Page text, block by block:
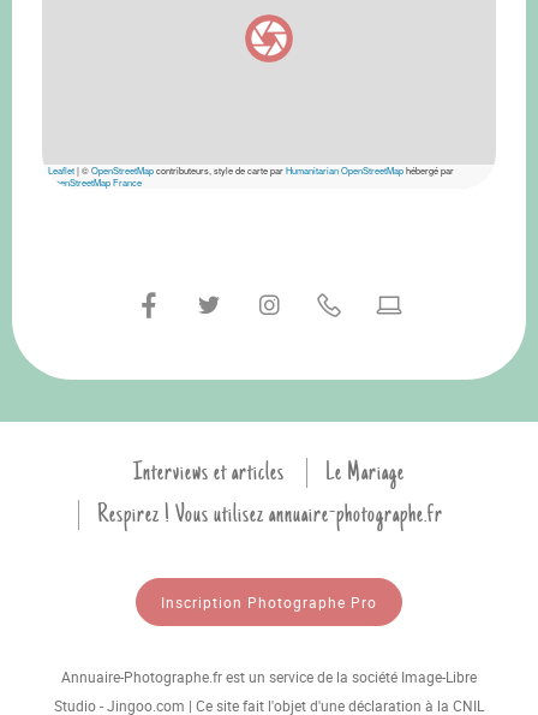
Leaflet|©OpenStreetMapcontributeurs, style de carte parHumanitarian OpenStreetMaphébergé par
OpenStreetMap France
Interviews et articles
Le Mariage
Respirez ! Vous utilisez annuaire-photographe.fr
Inscription Photographe Pro
Annuaire-Photographe.fr est un service de la société Image-Libre
Studio - Jingoo.com | Ce site fait l'objet d'une déclaration à la CNIL